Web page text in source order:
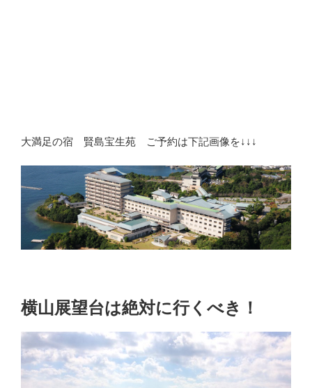
大満足の宿 賢島宝生苑 ご予約は下記画像を↓↓↓
横山展望台は絶対に行くべき！